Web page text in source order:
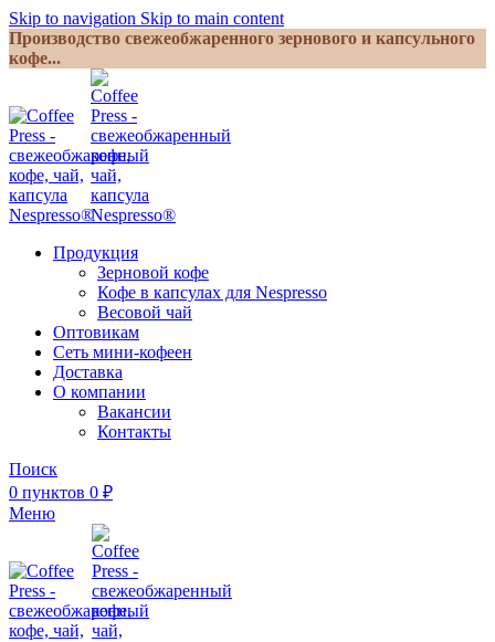
Skip to navigation Skip to main content
Производство свежеобжаренного зернового и капсульного
кофе...
Продукция
Зерновой кофе
Кофе в капсулах для Nespresso
Весовой чай
Оптовикам
Сеть мини-кофеен
Доставка
О компании
Вакансии
Контакты
Поиск
0 пунктов 0 ₽
Меню